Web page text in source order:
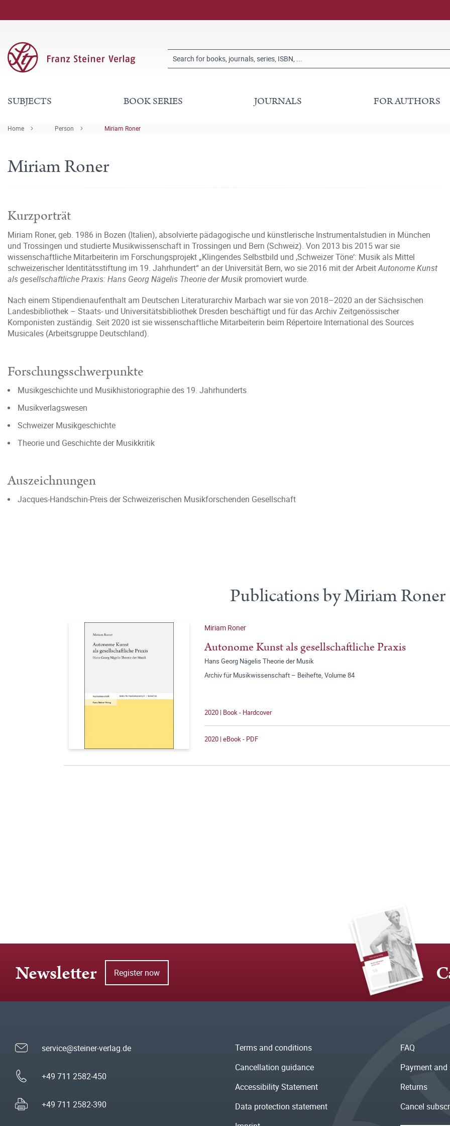
SUBJECTS BOOK SERIES JOURNALS FOR AUTHORS
Home Person Miriam Roner
Miriam Roner
Kurzporträt
Miriam Roner, geb. 1986 in Bozen (Italien), absolvierte pädagogische und künstlerische Instrumentalstudien in München
und Trossingen und studierte Musikwissenschaft in Trossingen und Bern (Schweiz). Von 2013 bis 2015 war sie
wissenschaftliche Mitarbeiterin im Forschungsprojekt „Klingendes Selbstbild und ,Schweizer Töne‘: Musik als Mittel
schweizerischer Identitätsstiftung im 19. Jahrhundert“ an der Universität Bern, wo sie 2016 mit der ArbeitAutonome Kunst
als gesellschaftliche Praxis: Hans Georg Nägelis Theorie der Musik promoviert wurde.
Nach einem Stipendienaufenthalt am Deutschen Literaturarchiv Marbach war sie von 2018–2020 an der Sächsischen
Landesbibliothek – Staats- und Universitätsbibliothek Dresden beschäftigt und für das Archiv Zeitgenössischer
Komponisten zuständig. Seit 2020 ist sie wissenschaftliche Mitarbeiterin beim Répertoire International des Sources
Musicales (Arbeitsgruppe Deutschland).
Forschungsschwerpunkte
Musikgeschichte und Musikhistoriographie des 19. Jahrhunderts
Musikverlagswesen
Schweizer Musikgeschichte
Theorie und Geschichte der Musikkritik
Auszeichnungen
Jacques-Handschin-Preis der Schweizerischen Musikforschenden Gesellschaft
Publications by Miriam Roner
Miriam Roner
Autonome Kunst als gesellschaftliche Praxis
Hans Georg Nägelis Theorie der Musik
Archiv für Musikwissenschaft – Beihefte, Volume 84
2020 | Book - Hardcover
2020 | eBook - PDF
Newsletter Register now
service@steiner-verlag.de
+49 711 2582-450
+49 711 2582-390
Terms and conditions
Cancellation guidance
Accessibility Statement
Data protection statement
FAQ
Payment
Returns
Cancel